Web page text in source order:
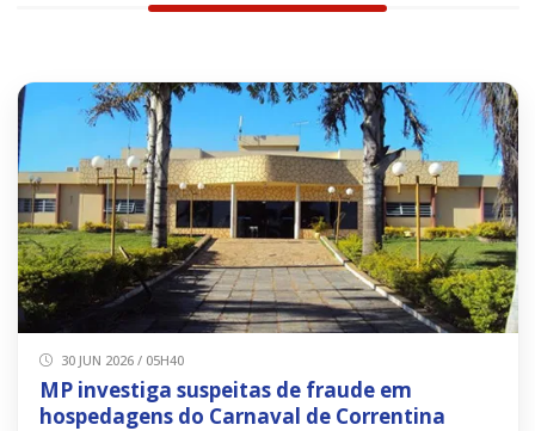
30 JUN 2026 / 05H40
MP investiga suspeitas de fraude em
hospedagens do Carnaval de Correntina